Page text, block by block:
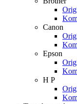
Canon
Epson
H P